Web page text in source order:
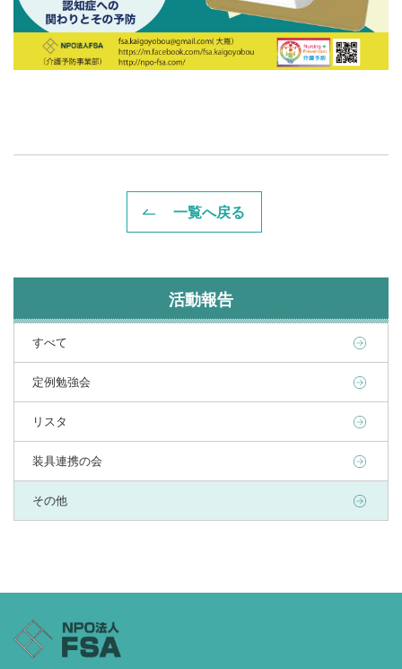
一覧へ戻る
活動報告
すべて
定例勉強会
リスタ
装具連携の会
その他